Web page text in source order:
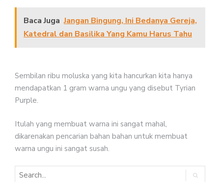
Baca Juga Jangan Bingung, Ini Bedanya Gereja,
Katedral dan Basilika Yang Kamu Harus Tahu
Sembilan ribu moluska yang kita hancurkan kita hanya
mendapatkan 1 gram warna ungu yang disebut Tyrian
Purple.
Itulah yang membuat warna ini sangat mahal,
dikarenakan pencarian bahan bahan untuk membuat
warna ungu ini sangat susah.